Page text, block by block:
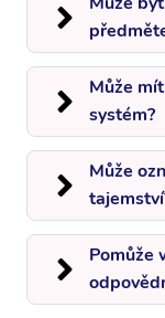
Může
systém?
Může
Pomůže